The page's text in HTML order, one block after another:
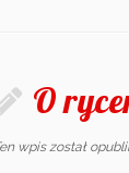
O
wpis został